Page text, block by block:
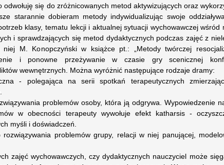
odwołuję się do zróżnicowanych metod aktywizujących oraz
starannie dobieram metody indywidualizując swoje
klasy, tematu lekcji i aktualnej sytuacji wychowawczej wśród
i sprawdzających się metod dydaktycznych podczas zajęć z
M. Konopczyński w książce pt.: „Metody twórczej
i ponowne przeżywanie w czasie gry scenicznej
wewnętrznych. Można wyróżnić następujące rodzaje dramy:
- polegająca na serii spotkań terapeutycznych
problemów osoby, która ją odgrywa. Wypowiedzenie
w obecności terapeuty wywołuje efekt katharsis -
myśli i doświadczeń.
problemów grupy, relacji w niej panującej,
zajęć wychowawczych, czy dydaktycznych nauczyciel może